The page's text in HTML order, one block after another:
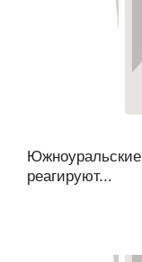
реагируют...